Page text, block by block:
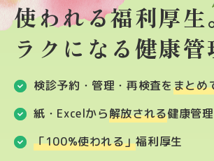
使われる福利厚生
ラクになる健康管
検診予約・管理・再検査をまとめ
紙・Excelから解放される健康管理
「100%使われる」福利厚生